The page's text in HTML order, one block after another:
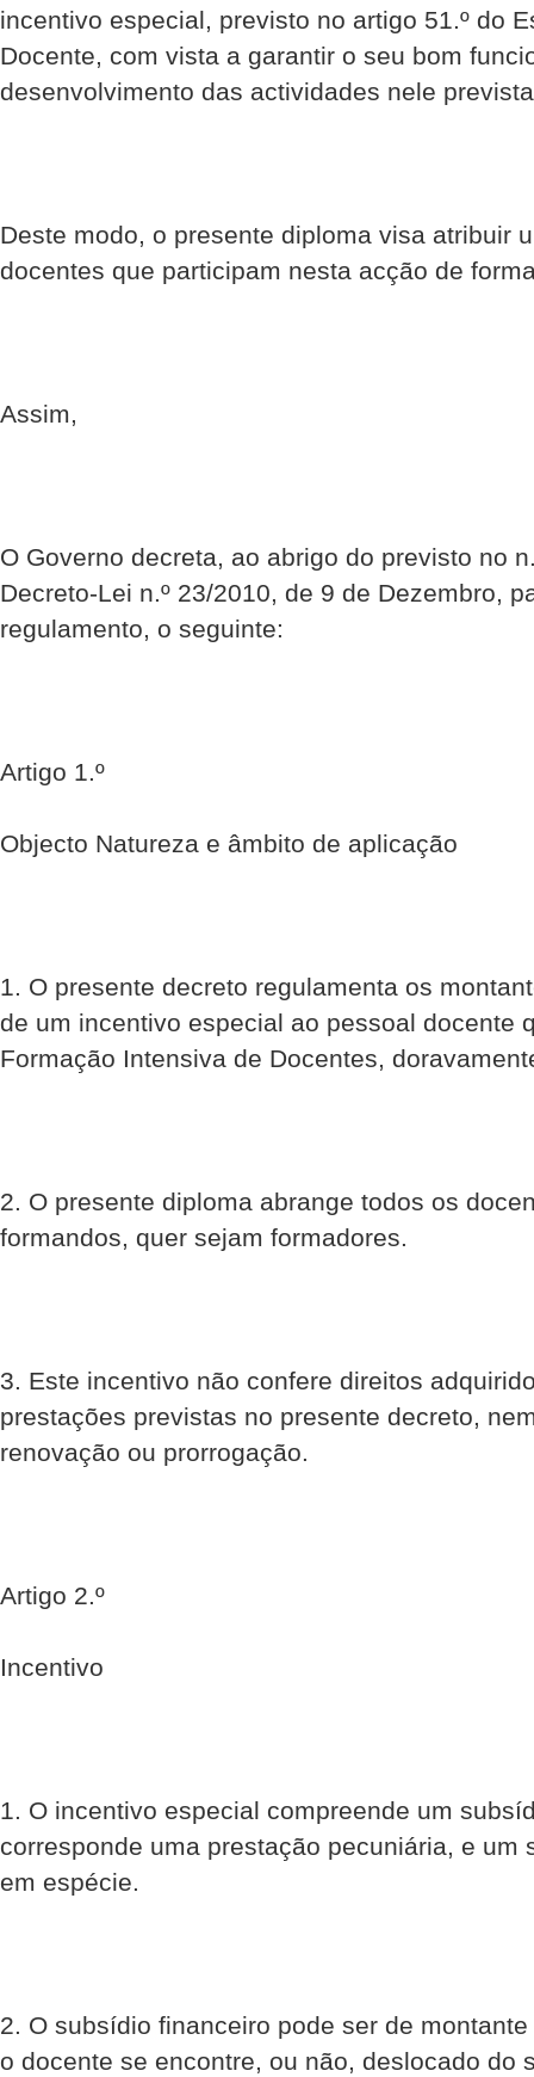
incentivo especial, previsto no artigo 51.º do
Docente, com vista a garantir o seu bom
desenvolvimento das actividades nele
Deste modo, o presente diploma visa atribuir
docentes que participam nesta acção de
Assim,
O Governo decreta, ao abrigo do previsto no
Decreto-Lei n.º 23/2010, de 9 de Dezembro,
regulamento, o seguinte:
Artigo 1.º
Objecto Natureza e âmbito de aplicação
1. O presente decreto regulamenta os
de um incentivo especial ao pessoal docente
Formação Intensiva de Docentes,
2. O presente diploma abrange todos os
formandos, quer sejam formadores.
3. Este incentivo não confere direitos
prestações previstas no presente decreto,
renovação ou prorrogação.
Artigo 2.º
Incentivo
1. O incentivo especial compreende um
corresponde uma prestação pecuniária, e um
em espécie.
2. O subsídio financeiro pode ser de
o docente se encontre, ou não, deslocado do